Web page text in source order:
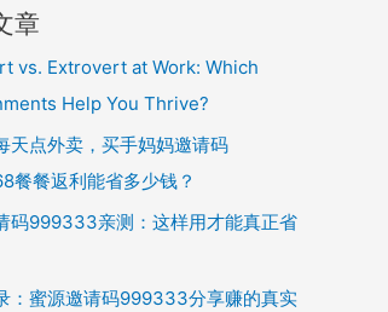
章
vs. Extrovert at Work: Which
Help You Thrive?
天点外卖，买手妈妈邀请码
餐餐返利能省多少钱？
码999333亲测：这样用才能真正省
：蜜源邀请码999333分享赚的真实